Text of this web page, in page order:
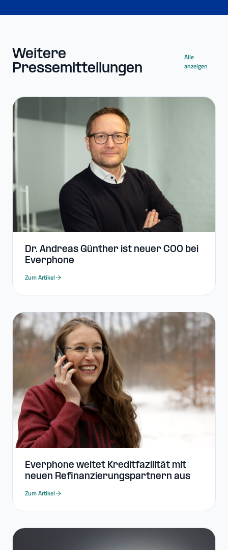
Weitere
Pressemitteilungen
Alle
anzeigen
Dr. Andreas Günther ist neuer COO bei
Everphone
Zum Artikel
Everphone weitet Kreditfazilität mit
neuen Refinanzierungspartnern aus
Zum Artikel